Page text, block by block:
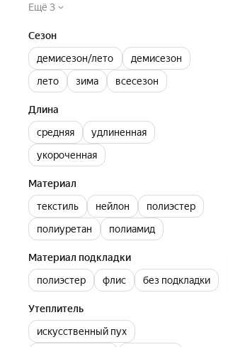
Ещё 3
Сезон
демисезон/лето
демисезон
лето
зима всесезон
Длина
средняя
удлиненная
укороченная
Материал
текстиль
нейлон
полиэстер
полиуретан
полиамид
Материал подкладки
полиэстер
флис без подкладки
Утеплитель
искусственный пух